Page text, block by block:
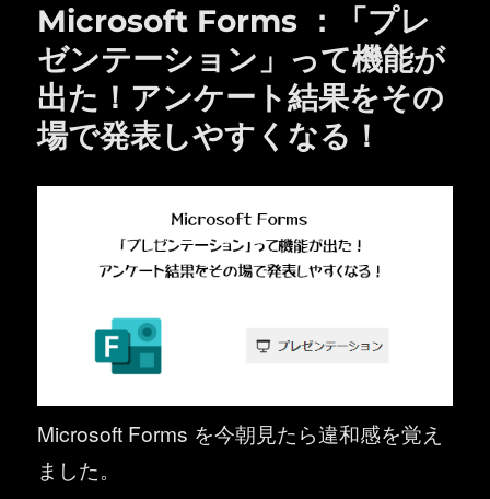
Microsoft Forms ：「プレ
ゼンテーション」って機能が
出た！アンケート結果をその
場で発表しやすくなる！
Microsoft Forms を今朝見たら違和感を覚え
ました。